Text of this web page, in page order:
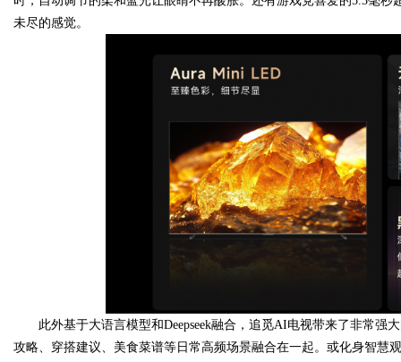
未尽的感觉。
此外基于大语言模型和Deepseek融合，追觅AI电视带来了非常
攻略、穿搭建议、美食菜谱等日常高频场景融合在一起。或化身智慧